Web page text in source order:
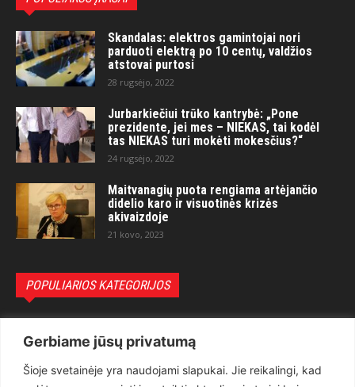
Gerbiame jūsų privatumą
Šioje svetainėje yra naudojami slapukai. Jie reikalingi, kad
Skandalas: elektros gamintojai nori
parduoti elektrą po 10 centų, valdžios
atstovai purtosi
28 rugsėjo, 2022
Jurbarkiečiui trūko kantrybė: „Pone
prezidente, jei mes – NIEKAS, tai kodėl
tas NIEKAS turi mokėti mokesčius?“
24 rugsėjo, 2022
Maitvanagių puota rengiama artėjančio
didelio karo ir visuotinės krizės
akivaizdoje
21 kovo, 2023
POPULIARIOS KATEGORIJOS
Teisėsauga
1497